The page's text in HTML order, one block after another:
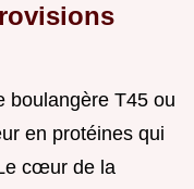
boulangère T45 ou
en protéines qui
cœur de la